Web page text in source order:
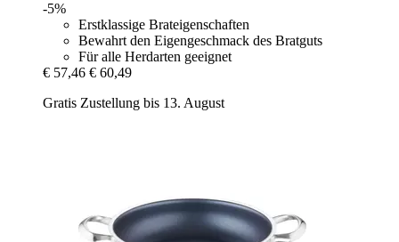
-5%
Erstklassige Brateigenschaften
Bewahrt den Eigengeschmack des Bratguts
Für alle Herdarten geeignet
€ 57,46 € 60,49
Gratis Zustellung bis 13. August